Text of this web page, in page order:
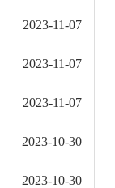
2023-11-07
2023-11-07
2023-11-07
2023-10-30
2023-10-30